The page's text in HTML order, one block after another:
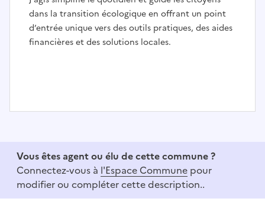
dans la transition écologique en offrant un point
d’entrée unique vers des outils pratiques, des aides
financières et des solutions locales.
f
Vous êtes agent ou élu de cette commune ?
Connectez-vous à l'Espace Commune pour
modifier ou compléter cette description..